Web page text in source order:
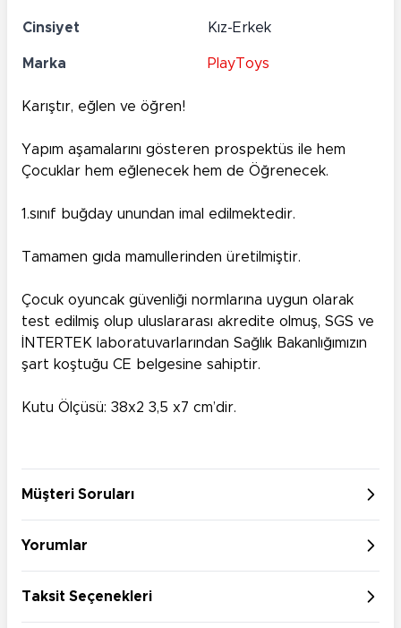
Cinsiyet Kız-Erkek
Marka PlayToys
Karıştır, eğlen ve öğren!
Yapım aşamalarını gösteren prospektüs ile hem
Çocuklar hem eğlenecek hem de Öğrenecek.
1.sınıf buğday unundan imal edilmektedir.
Tamamen gıda mamullerinden üretilmiştir.
Çocuk oyuncak güvenliği normlarına uygun olarak
test edilmiş olup uluslararası akredite olmuş, SGS ve
İNTERTEK laboratuvarlarından Sağlık Bakanlığımızın
şart koştuğu CE belgesine sahiptir.
Kutu Ölçüsü: 38x2 3,5 x7 cm’dir.
Müşteri Soruları
Yorumlar
Taksit Seçenekleri